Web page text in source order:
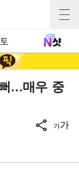
…매우 중
가가